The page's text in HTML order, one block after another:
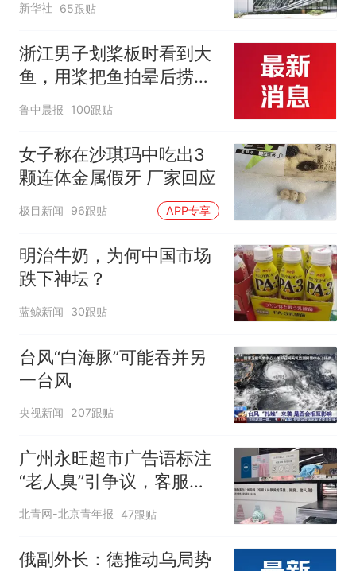
新华社 65跟贴
浙江男子划桨板时看到大
鱼，用桨把鱼拍晕后捞
起；当事人：鱼重7斤6
两，做成红烧辣子鱼块，
味道很好
鲁中晨报 100跟贴
女子称在沙琪玛中吃出3
颗连体金属假牙 厂家回应
极目新闻 96跟贴 APP专享
明治牛奶，为何中国市场
跌下神坛？
蓝鲸新闻 30跟贴
台风“白海豚”可能吞并另
一台风
央视新闻 207跟贴
广州永旺超市广告语标注
“老人臭”引争议，客服回
应
北青网-北京青年报 47跟贴
俄副外长：德推动乌局势